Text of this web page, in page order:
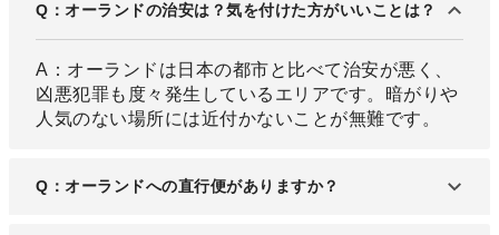
Q：オーランドの治安は？気を付けた方がいいことは？
A：オーランドは日本の都市と比べて治安が悪く、
凶悪犯罪も度々発生しているエリアです。暗がりや
人気のない場所には近付かないことが無難です。
Q：オーランドへの直行便がありますか？